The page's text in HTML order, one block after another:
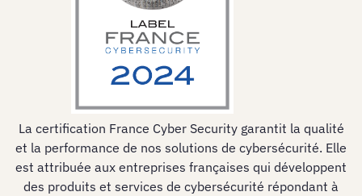
La certification France Cyber Security garantit la qualité
et la performance de nos solutions de cybersécurité. Elle
est attribuée aux entreprises françaises qui développent
des produits et services de cybersécurité répondant à